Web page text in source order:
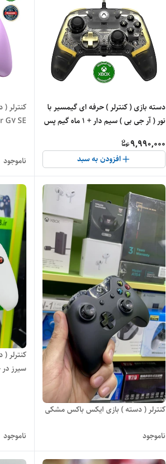
دسته بازی ( کنترلر ) حرفه ای گیمسیر با
نور ( آر جی بی ) سیم دار + 1 ماه گیم پس
9,990,000
افزودن به سبد
ناموجود
کنترلر ( دسته ) بازی ایکس باکس مشکی
ناموجود
کنترلر
سیرز در
ناموجود